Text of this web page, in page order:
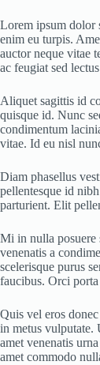
Lorem ipsum dolor
enim eu turpis.
auctor neque vitae
ac feugiat sed
Aliquet sagittis id
quisque id. Nunc
condimentum
vitae. Id eu nisl
Diam phasellus
pellentesque id
parturient. Elit
Mi in nulla posuere
venenatis a
scelerisque purus
faucibus. Orci
Quis vel eros
in metus vulputate.
amet venenatis
amet commodo